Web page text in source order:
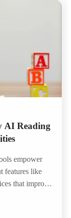
AI Reading
empower
features like
that improve